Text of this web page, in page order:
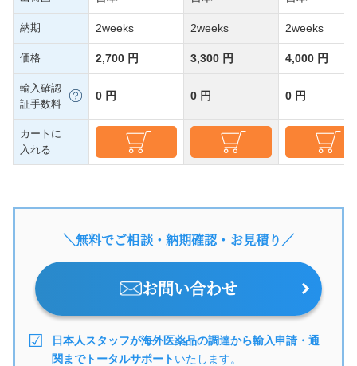
納期 2weeks 2weeks 2weeks
価格 2,700 円 3,300 円 4,000 円
輸入確認
証手数料
0 円 0 円 0 円
カートに
入れる
＼無料でご相談・納期確認・お見積り／
お問い合わせ
日本人スタッフが海外医薬品の調達から輸入申請・通
関までトータルサポートいたします。